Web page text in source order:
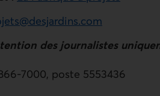
des journalistes
7000, poste 5553436